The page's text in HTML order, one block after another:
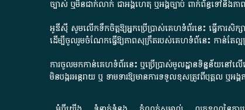
ច្បាស់​ ឬ​មិន​ជាក់លាក់​ ជា​អង្គហេតុ​ ឬ​អង្គច្បាប់​ ពាក់ព័ន្ធ​ទៅ​នឹ
អូឌីស៊ី សូមលើកទឹកចិត្តឱ្យអ្នកប្រើប្រាស់គេហទំព័រនេះ ធ្វើការសិក្
ដើម្បីចូលរួមចំណែកធ្វើឱ្យភាពសុក្រឹតរបស់គេហទំព័នេះ កាន់តែល្
ការចូលមកកាន់គេហទំព័រនេះ ឬប្រើប្រាស់មូលដ្ឋានទិន្នន័យនៅ
មិនបង្ករអន្តរាយ ឬ ទាមទារ​ឱ្យមានការទទួលខុស​ត្រូវពីបុគ្គល ឬ